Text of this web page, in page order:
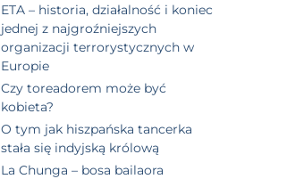
ETA – historia, działalność i koniec
jednej z najgroźniejszych
organizacji terrorystycznych w
Europie
Czy toreadorem może być
kobieta?
O tym jak hiszpańska tancerka
stała się indyjską królową
La Chunga – bosa bailaora